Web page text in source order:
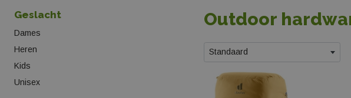
Geslacht
Dames
Heren
Kids
Unisex
Outdoor
Standaard